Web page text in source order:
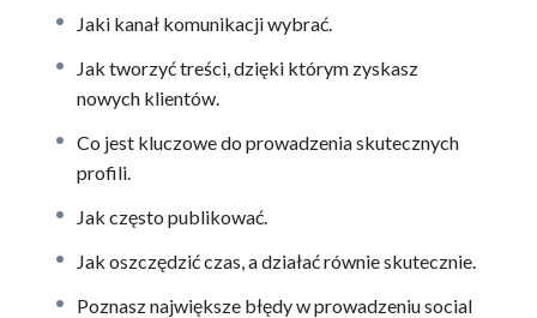
Jaki kanał komunikacji wybrać.
Jak tworzyć treści, dzięki którym zyskasz
nowych klientów.
Co jest kluczowe do prowadzenia skutecznych
profili.
Jak często publikować.
Jak oszczędzić czas, a działać równie skutecznie.
Poznasz największe błędy w prowadzeniu social